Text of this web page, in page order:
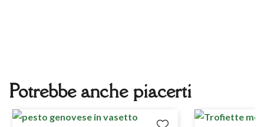
Potrebbe anche piacerti